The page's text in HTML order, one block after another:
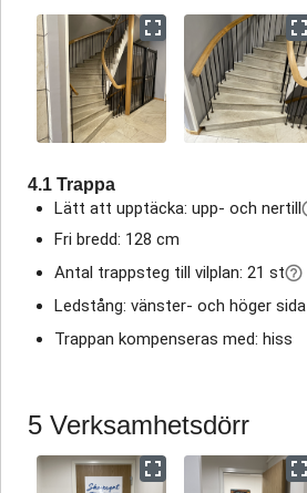
4.1 Trappa
Lätt att upptäcka: upp- och nertill
Fri bredd: 128 cm
Antal trappsteg till vilplan: 21 st
Ledstång: vänster- och höger sida
Trappan kompenseras med: hiss
5 Verksamhetsdörr